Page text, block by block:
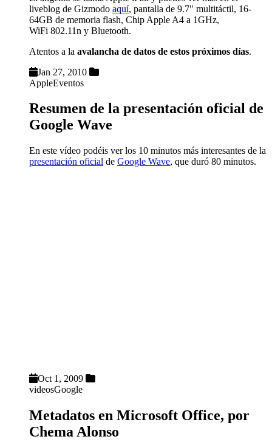
liveblog de Gizmodo aquí, pantalla de 9.7" multitáctil, 16-
64GB de memoria flash, Chip Apple A4 a 1GHz,
WiFi 802.11n y Bluetooth.
Atentos a la avalancha de datos de estos próximos días.
Jan 27, 2010
AppleEventos
Resumen de la presentación oficial de
Google Wave
En este vídeo podéis ver los 10 minutos más interesantes de la
presentación oficial de Google Wave, que duró 80 minutos.
Oct 1, 2009
videosGoogle
Metadatos en Microsoft Office, por
Chema Alonso